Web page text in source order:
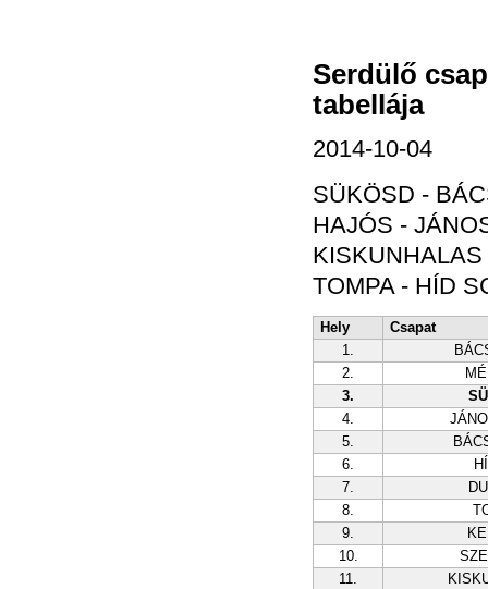
Serdülő
tabellája
2014-10-04
SÜKÖSD -
HAJÓS -
TOMPA - HÍD
Hely
Csapat
1.
2.
3.
4.
5.
6.
7.
8.
9.
10.
11.